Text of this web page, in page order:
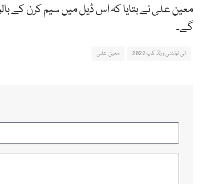
معین علی نے بتایا کہ اس ڈیل میں سیم کرن کے
گے۔
ٹی ٹوئنٹی ورلڈ کپ 2022 معین علی